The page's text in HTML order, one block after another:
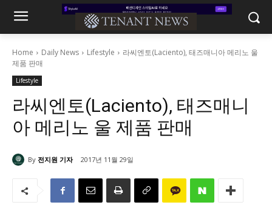
Home Daily News Lifestyle
라씨엔토(Laciento), 태즈매니아 메리노 울
제품 판매
Lifestyle
라씨엔토(Laciento), 태즈매니
아 메리노 울 제품 판매
By 전지원 기자 2017년 11월 29일